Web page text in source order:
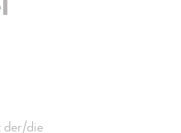
der/die